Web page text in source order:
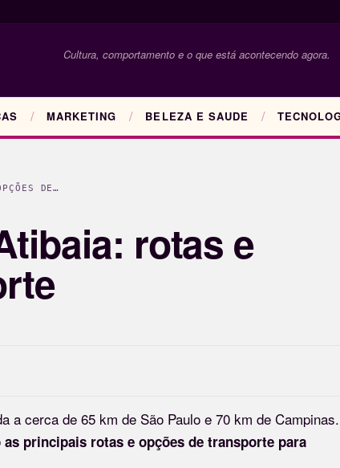
Cultura, comportamento e o que está acontecendo agora.
MARKETING BELEZA E SAUDE
DE…
rotas e
cerca de 65 km de São Paulo e 70 km de Campinas.
principais rotas e opções de transporte para